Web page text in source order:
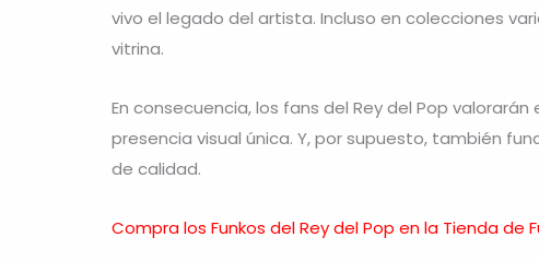
vivo el legado del artista. Incluso en colecciones
vitrina.
En consecuencia, los fans del Rey del Pop
presencia visual única. Y, por supuesto, también
de calidad.
Compra los Funkos del Rey del Pop en la Tienda de